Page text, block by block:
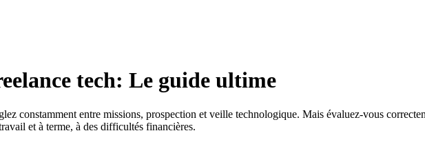
tech: Le guide ultime
constamment entre missions, prospection et veille technologique. Mais évaluez-vous
et à terme, à des difficultés financières.